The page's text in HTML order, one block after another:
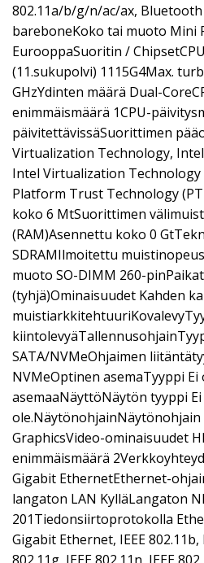
802.11a/b/g/n/ac/ax, Bluetooth
bareboneKoko tai muoto Mini
EurooppaSuoritin /
(11.sukupolvi) 1115G4Max.
GHzYdinten määrä Dual-
enimmäismäärä 1CPU-
päivitettävissäSuorittimen
Virtualization Technology,
Intel Virtualization
Platform Trust Technology
koko 6 MtSuorittimen
(RAM)Asennettu koko 0
SDRAMIlmoitettu
muoto SO-DIMM 260-
(tyhjä)Ominaisuudet Kahden
SATA/NVMeOhjaimen
NVMeOptinen asemaTyyppi Ei
asemaaNäyttöNäytön tyyppi Ei
ole.NäytönohjainNäytönohjain
GraphicsVideo-ominaisuudet
enimmäismäärä
Gigabit EthernetEthernet-
langaton LAN KylläLangaton
201Tiedonsiirtoprotokolla
Gigabit Ethernet, IEEE 802.11b,